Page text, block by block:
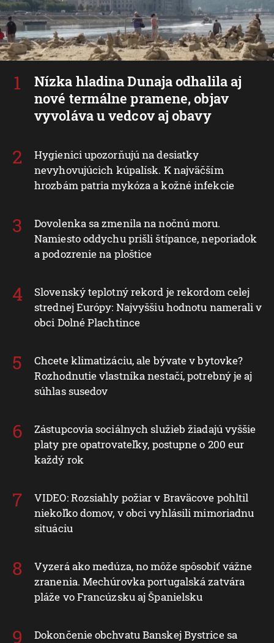
Nízka hladina Dunaja odhalila aj
nové termálne pramene, objav
vyvoláva u vedcov aj obavy
Hygienici upozorňujú na desiatky
nevyhovujúcich kúpalísk. K najväčším
hrozbám patria mykóza a kožné infekcie
Dovolenka sa zmenila na nočnú moru.
Namiesto oddychu prišli štípance, neporiadok
a podozrenie na ploštice
Slovenský teplotný rekord je rekordom celej
strednej Európy: Najvyššiu hodnotu namerali v
obci Dolné Plachtince
Chcete klimatizáciu, ale bývate v bytovke?
Rozhodnutie vlastníka nestačí, potrebný je aj
súhlas susedov
Zástupcovia sociálnych služieb žiadajú vyššie
platy pre opatrovateľky, postupne o 200 eur
každý rok
VIDEO: Rozsiahly požiar v Braväcove pohltil
niekoľko domov, v obci vyhlásili mimoriadnu
situáciu
Vyzerá ako medúza, no môže spôsobiť vážne
zranenia. Mechúrovka portugalská zatvára
pláže vo Francúzsku aj Španielsku
Dokončenie obchvatu Banskej Bystrice sa